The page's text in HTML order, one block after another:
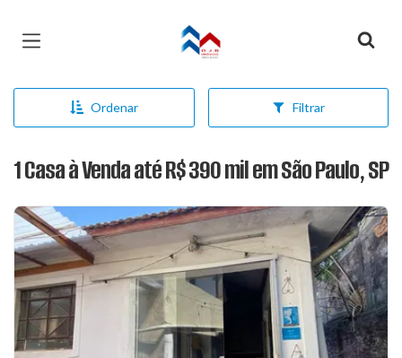
Página inicial
Ordenar Filtrar
1 Casa à Venda até R$ 390 mil em São Paulo, SP